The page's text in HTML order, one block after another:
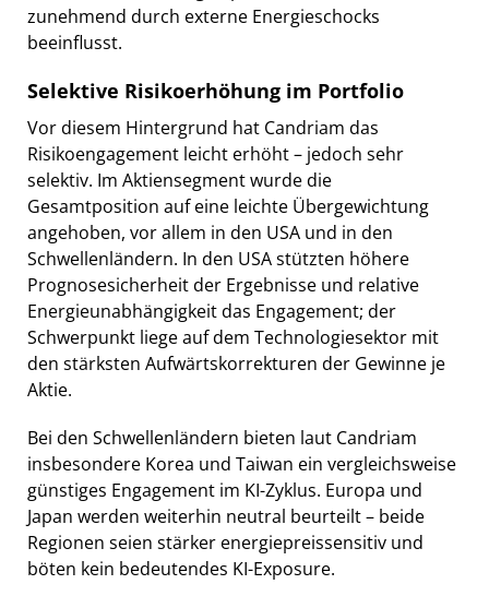
zunehmend durch externe Energieschocks
beeinflusst.
Selektive Risikoerhöhung im Portfolio
Vor diesem Hintergrund hat Candriam das
Risikoengagement leicht erhöht – jedoch sehr
selektiv. Im Aktiensegment wurde die
Gesamtposition auf eine leichte Übergewichtung
angehoben, vor allem in den USA und in den
Schwellenländern. In den USA stützten höhere
Prognosesicherheit der Ergebnisse und relative
Energieunabhängigkeit das Engagement; der
Schwerpunkt liege auf dem Technologiesektor mit
den stärksten Aufwärtskorrekturen der Gewinne je
Aktie.
Bei den Schwellenländern bieten laut Candriam
insbesondere Korea und Taiwan ein vergleichsweise
günstiges Engagement im KI-Zyklus. Europa und
Japan werden weiterhin neutral beurteilt – beide
Regionen seien stärker energiepreissensitiv und
böten kein bedeutendes KI-Exposure.